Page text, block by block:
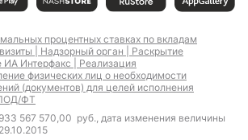
процентных ставках по вкладам
| Надзорный орган | Раскрытие
Интерфакс | Реализация
физических лиц о необходимости
(документов) для целей исполнения
ПОД/ФТ
567 570,00 руб., дата изменения величины